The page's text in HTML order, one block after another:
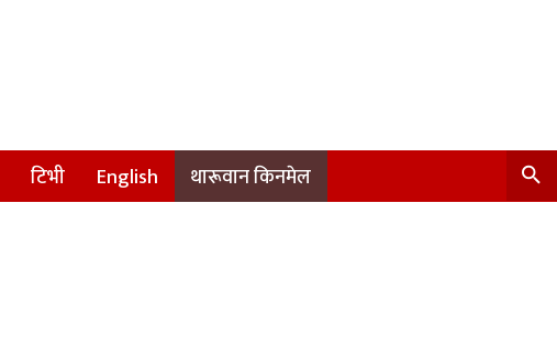
टिभी English थारूवान किनमेल